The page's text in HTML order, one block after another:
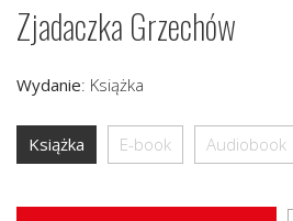
Zjadaczka Grzechów
Wydanie: Książka
Książka E-book Audiobook